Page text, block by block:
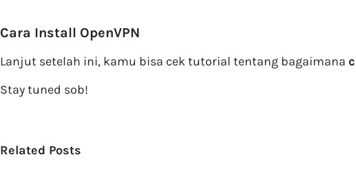
Cara Install OpenVPN
Lanjut setelah ini, kamu bisa cek tutorial tentang bagaimana
Stay tuned sob!
Related Posts